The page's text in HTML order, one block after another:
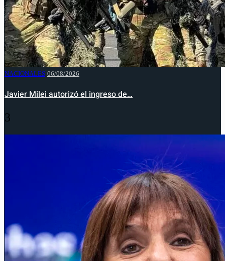
NACIONALES 06/08/2026
Javier Milei autorizó el ingreso de…
3